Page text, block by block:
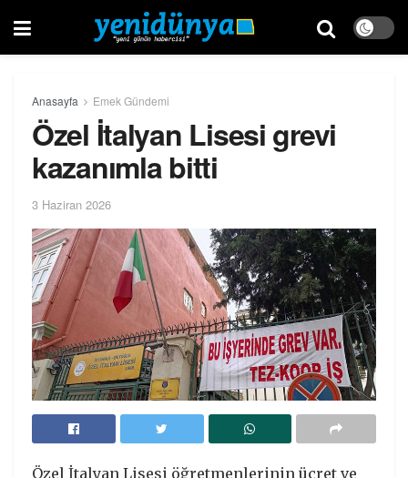
Anasayfa Emek Gündemi
Özel İtalyan Lisesi grevi
kazanımla bitti
3 Haziran 2026
Özel İtalyan Lisesi öğretmenlerinin ücret ve